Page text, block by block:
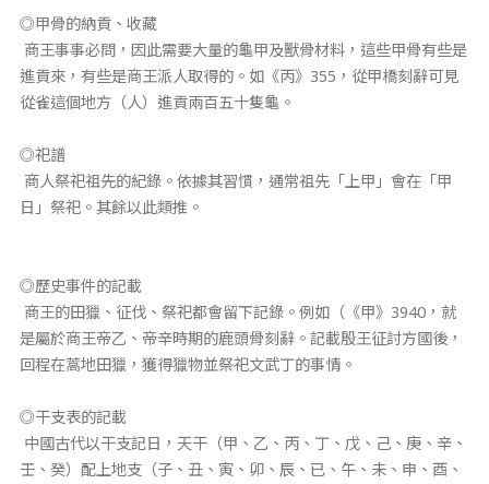
◎甲骨的納貢、收藏
商王事事必問，因此需要大量的龜甲及獸骨材料，這些甲骨有些是
進貢來，有些是商王派人取得的。如《丙》355，從甲橋刻辭可見
從雀這個地方（人）進貢兩百五十隻龜。
◎祀譜
商人祭祀祖先的紀錄。依據其習慣，通常祖先「上甲」會在「甲
日」祭祀。其餘以此類推。
◎歷史事件的記載
商王的田獵、征伐、祭祀都會留下記錄。例如（《甲》3940，就
是屬於商王帝乙、帝辛時期的鹿頭骨刻辭。記載殷王征討方國後，
回程在蒿地田獵，獲得獵物並祭祀文武丁的事情。
◎干支表的記載
中國古代以干支記日，天干（甲、乙、丙、丁、戊、己、庚、辛、
壬、癸）配上地支（子、丑、寅、卯、辰、已、午、未、申、酉、